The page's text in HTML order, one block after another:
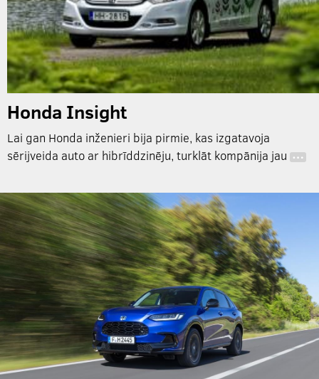
Honda Insight
Lai gan Honda inženieri bija pirmie, kas izgatavoja
sērijveida auto ar hibrīddzinēju, turklāt kompānija jau …